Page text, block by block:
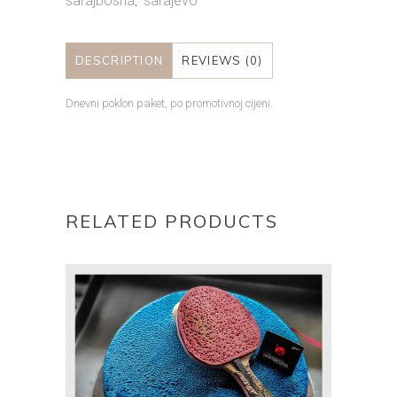
DESCRIPTION REVIEWS (0)
Dnevni poklon paket, po promotivnoj cijeni.
RELATED PRODUCTS